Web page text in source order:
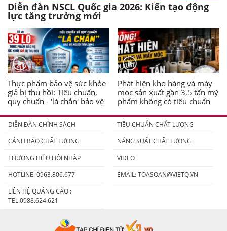
Diễn đàn NSCL Quốc gia 2026: Kiến tạo động
lực tăng trưởng mới
Thực phẩm bảo vệ sức khỏe
giả bị thu hồi: Tiêu chuẩn,
quy chuẩn - 'lá chắn' bảo vệ
Phát hiện kho hàng và máy
móc sản xuất gần 3,5 tấn mỹ
phẩm không có tiêu chuẩn
DIỄN ĐÀN CHÍNH SÁCH
TIÊU CHUẨN CHẤT LƯỢNG
CẢNH BÁO CHẤT LƯỢNG
NĂNG SUẤT CHẤT LƯỢNG
THƯƠNG HIỆU HỘI NHẬP
VIDEO
HOTLINE: 0963.806.677
EMAIL:TOASOAN@VIETQ.VN
LIÊN HỆ QUẢNG CÁO :
TEL:0988.624.621